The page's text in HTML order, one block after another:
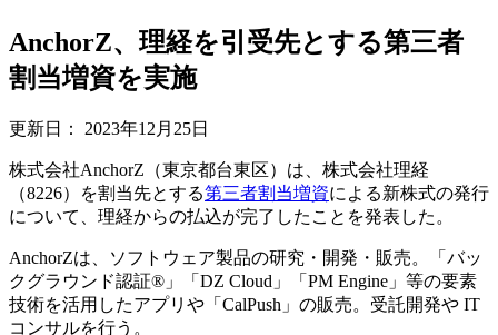
AnchorZ、理経を引受先とする第三者
割当増資を実施
更新日： 2023年12月25日
株式会社AnchorZ（東京都台東区）は、株式会社理経
（8226）を割当先とする第三者割当増資による新株式の発行
について、理経からの払込が完了したことを発表した。
AnchorZは、ソフトウェア製品の研究・開発・販売。「バッ
クグラウンド認証®︎」「DZ Cloud」「PM Engine」等の要素
技術を活用したアプリや「CalPush」の販売。受託開発や IT
コンサルを行う。